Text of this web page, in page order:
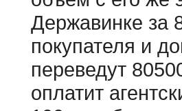
Державинке за
покупателя и
переведут
оплатит